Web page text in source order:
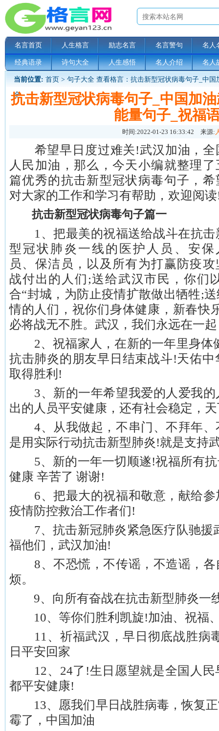
名言首页 人生格言 励志名言 名言警句 名人
经典语录 诗句大全 人生感悟 名人介绍 名人
当前位置: 首页 > 句子大全 查看格言：抗击新型冠状病毒句子_中
全
抗击新型冠状病毒句子_中国加
能量句子_祝福
时间:2022-01-23 16:33:42 来源:
希望早日度过难关!武汉加油，全
人民加油，那么，今天小编就整理了
篇优秀的抗击新型冠状病毒句子，希
对大家的工作和学习有帮助，欢迎阅
抗击新型冠状病毒句子篇一
1、把最美的祝福送给战斗在抗击
型冠状肺炎一线的医护人员、安保
员、保洁员，以及所有为打赢防疫攻
战付出的人们;送给武汉市民，你们
合“封城，为防止疫情扩散做出牺牲;
情的人们，祝你们身体健康，新春快
必将战无不胜。武汉，我们永远在一
2、祝福家人，在新的一年里身体
抗击肺炎的朋友早日结束战斗!天佑
取得胜利!
3、新的一年希望我爱的人爱我的
出的人员平安健康，还有社会稳定，
4、从我做起，不串门、不拜年、
是用实际行动抗击新型肺炎!就是支持
5、新的一年一切顺遂!祝福所有抗
健康 辛苦了 谢谢!
6、把最大的祝福和敬意，献给参
疫情防控救治工作者们!
7、抗击新冠肺炎紧急医疗队驰援
福他们，武汉加油!
8、不恐慌，不传谣，不造谣，各
烦。
9、向所有奋战在抗击新型肺炎一
10、等你们胜利凯旋!加油、祝福
11、祈福武汉，早日彻底战胜病
日平安回家
12、24了!生日愿望就是全国人民
都平安健康!
13、愿我们早日战胜病毒，恢复正
霉了，中国加油